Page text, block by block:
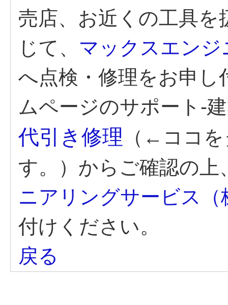
売店、お近くの工具
じて、 マックスエン
へ点検・修理をお申
ムページのサポート-
代引き修理 （←ココ
す。）からご確認の上
ニアリングサービス（
付けください。
戻る